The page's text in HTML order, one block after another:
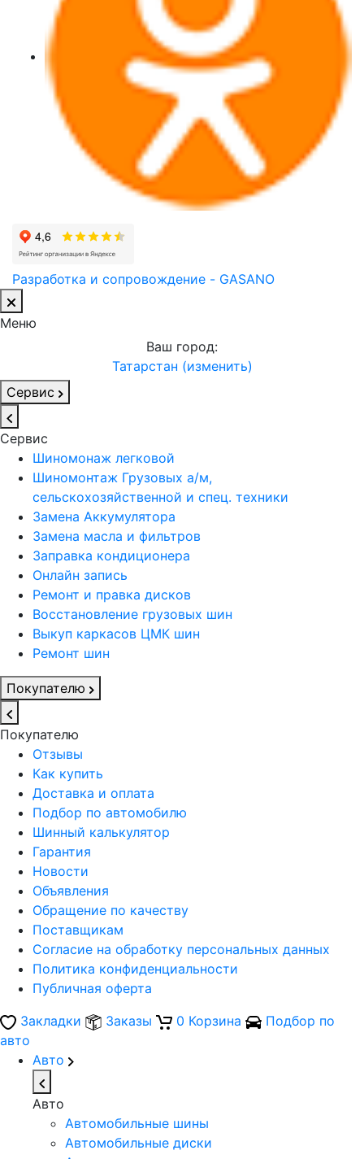
Разработка и сопровождение - GASANO
Меню
Ваш город:
Татарстан (изменить)
Сервис
Сервис
Шиномонаж легковой
Шиномонтаж Грузовых а/м,
сельскохозяйственной и спец. техники
Замена Аккумулятора
Замена масла и фильтров
Заправка кондиционера
Онлайн запись
Ремонт и правка дисков
Восстановление грузовых шин
Выкуп каркасов ЦМК шин
Ремонт шин
Покупателю
Покупателю
Отзывы
Как купить
Доставка и оплата
Подбор по автомобилю
Шинный калькулятор
Гарантия
Новости
Объявления
Обращение по качеству
Поставщикам
Согласие на обработку персональных данных
Политика конфиденциальности
Публичная оферта
Закладки
Заказы 0 Корзина
Подбор по
авто
Авто
Авто
Автомобильные шины
Автомобильные диски